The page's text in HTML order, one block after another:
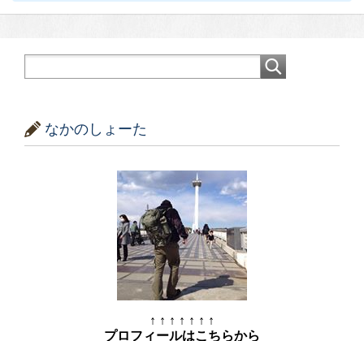
なかのしょーた
↑ ↑ ↑ ↑ ↑ ↑ ↑
プロフィールはこちらから